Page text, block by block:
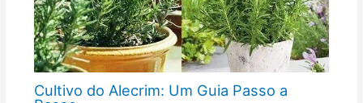
Cultivo do Alecrim: Um Guia Passo a